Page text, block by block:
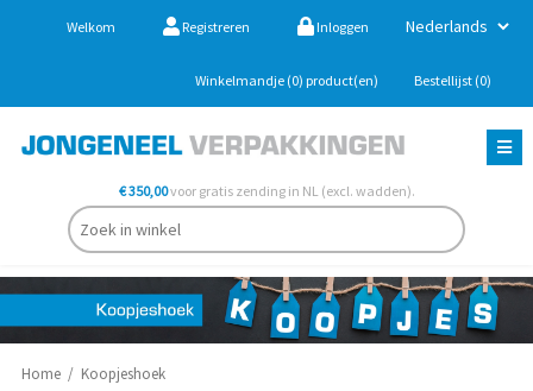
Welkom Registreren Inloggen
Winkelmandje (0) product(en) Bestellijst (0)
€ 350,00voor gratis zending in NL (excl. wadden).
Home / Koopjeshoek